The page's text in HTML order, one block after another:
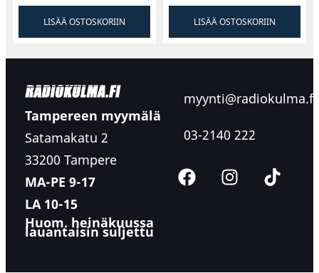
LISÄÄ OSTOSKORIIN LISÄÄ OSTOSKORIIN
Tampereen myymälä
Satamakatu 2
33200 Tampere
MA-PE 9-17
LA 10-15
Huom. heinäkuussa
lauantaisin suljettu
myynti@radiokulma.fi
03-2140 222